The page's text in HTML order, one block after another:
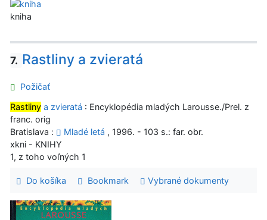
kniha
7. Rastliny a zvieratá
Požičať
Rastliny a zvieratá : Encyklopédia mladých Larousse./Prel. z
franc. orig
Bratislava :
Mladé letá , 1996. - 103 s.: far. obr.
xkni - KNIHY
1, z toho voľných 1
Do košíka Bookmark Vybrané dokumenty